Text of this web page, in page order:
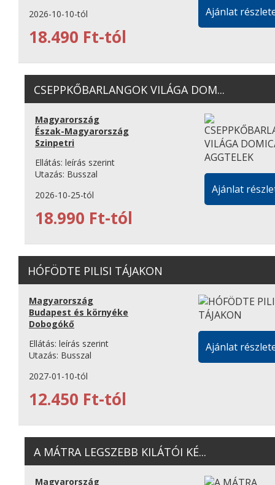
2026-10-10-tól
18.490 Ft-tól
Ajánlat
CSEPPKŐBARLANGOK VILÁGA DOM...
Magyarország
Észak-Magyarország
Szinpetri
Ellátás: leírás szerint
Utazás: Busszal
2026-10-25-tól
18.990 Ft-tól
Ajánlat
HÓFÖDTE PILISI TÁJAKON
Magyarország
Budapest és környéke
Dobogókő
Ellátás: leírás szerint
Utazás: Busszal
2027-01-10-tól
12.450 Ft-tól
Ajánlat
A MÁTRA LEGSZEBB KILÁTÓI KÉ...
Magyarország